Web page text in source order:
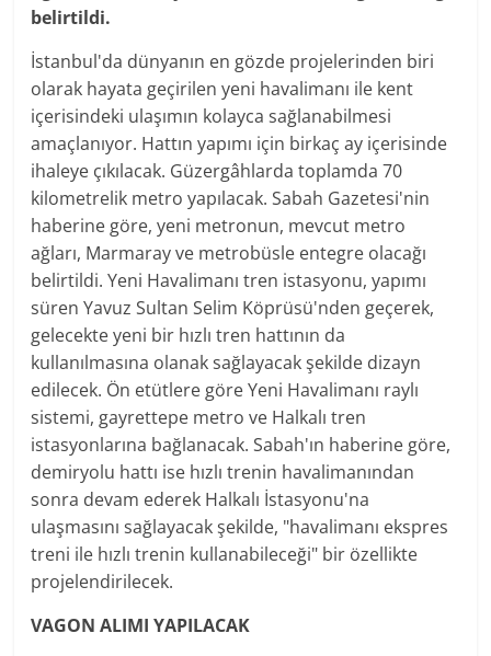
belirtildi.
İstanbul'da dünyanın en gözde projelerinden biri
olarak hayata geçirilen yeni havalimanı ile kent
içerisindeki ulaşımın kolayca sağlanabilmesi
amaçlanıyor. Hattın yapımı için birkaç ay içerisinde
ihaleye çıkılacak. Güzergâhlarda toplamda 70
kilometrelik metro yapılacak. Sabah Gazetesi'nin
haberine göre, yeni metronun, mevcut metro
ağları, Marmaray ve metrobüsle entegre olacağı
belirtildi. Yeni Havalimanı tren istasyonu, yapımı
süren Yavuz Sultan Selim Köprüsü'nden geçerek,
gelecekte yeni bir hızlı tren hattının da
kullanılmasına olanak sağlayacak şekilde dizayn
edilecek. Ön etütlere göre Yeni Havalimanı raylı
sistemi, gayrettepe metro ve Halkalı tren
istasyonlarına bağlanacak. Sabah'ın haberine göre,
demiryolu hattı ise hızlı trenin havalimanından
sonra devam ederek Halkalı İstasyonu'na
ulaşmasını sağlayacak şekilde, "havalimanı ekspres
treni ile hızlı trenin kullanabileceği" bir özellikte
projelendirilecek.
VAGON ALIMI YAPILACAK